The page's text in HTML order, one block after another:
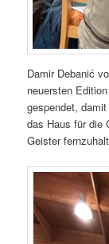
Damir Debanić
neuersten
gespendet,
das Haus für die
Geister